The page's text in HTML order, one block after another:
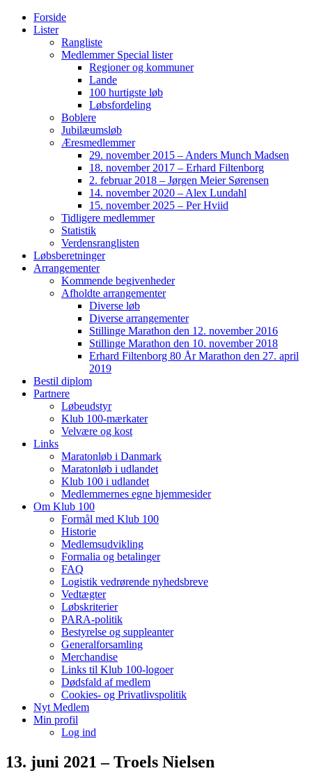
Forside
Lister
Rangliste
Medlemmer Special lister
Regioner og kommuner
Lande
100 hurtigste løb
Løbsfordeling
Boblere
Jubilæumsløb
Æresmedlemmer
29. november 2015 – Anders Munch Madsen
18. november 2017 – Erhard Filtenborg
2. februar 2018 – Jørgen Meier Sørensen
14. november 2020 – Alex Lundahl
15. november 2025 – Per Hviid
Tidligere medlemmer
Statistik
Verdensranglisten
Løbsberetninger
Arrangementer
Kommende begivenheder
Afholdte arrangementer
Diverse løb
Diverse arrangementer
Stillinge Marathon den 12. november 2016
Stillinge Marathon den 10. november 2018
Erhard Filtenborg 80 År Marathon den 27. april
2019
Bestil diplom
Partnere
Løbeudstyr
Klub 100-mærkater
Velvære og kost
Links
Maratonløb i Danmark
Maratonløb i udlandet
Klub 100 i udlandet
Medlemmernes egne hjemmesider
Om Klub 100
Formål med Klub 100
Historie
Medlemsudvikling
Formalia og betalinger
FAQ
Logistik vedrørende nyhedsbreve
Vedtægter
Løbskriterier
PARA-politik
Bestyrelse og suppleanter
Generalforsamling
Merchandise
Links til Klub 100-logoer
Dødsfald af medlem
Cookies- og Privatlivspolitik
Nyt Medlem
Min profil
Log ind
13. juni 2021 – Troels Nielsen